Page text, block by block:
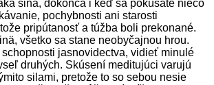
šinä, dokonca i keď sa pokúšate niečo
pochybnosti ani starosti
pripútanosť a túžba boli prekonané.
všetko sa stane neobyčajnou hrou.
jasnovidectva, vidieť minulé
druhých. Skúsení meditujúci varujú
silami, pretože to so sebou nesie